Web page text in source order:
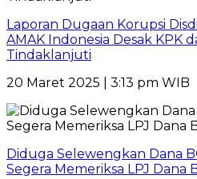
Laporan Dugaan Korupsi
AMAK Indonesia Desak KPK
Tindaklanjuti
20 Maret 2025 | 3:13 pm WIB
Diduga Selewengkan Dana
Segera Memeriksa LPJ Dana